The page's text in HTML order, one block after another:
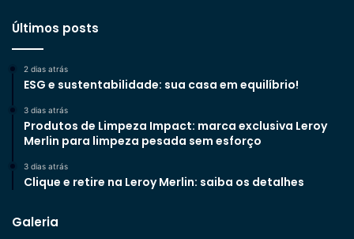
Últimos posts
2 dias atrás
ESG e sustentabilidade: sua casa em equilíbrio!
3 dias atrás
Produtos de Limpeza Impact: marca exclusiva Leroy
Merlin para limpeza pesada sem esforço
3 dias atrás
Clique e retire na Leroy Merlin: saiba os detalhes
Galeria